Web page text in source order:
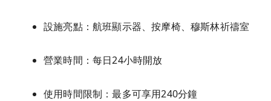
設施亮點：航班顯示器、按摩椅、穆斯林祈禱室
營業時間：每日24小時開放
使用時間限制：最多可享用240分鐘